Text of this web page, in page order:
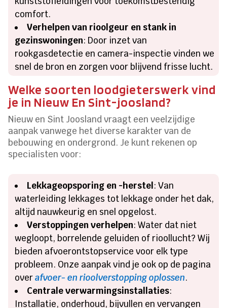
comfort.
Verhelpen van rioolgeur en stank in
gezinswoningen: Door inzet van
rookgasdetectie en camera-inspectie vinden we
snel de bron en zorgen voor blijvend frisse lucht.
Welke soorten loodgieterswerk vind
je in Nieuw En Sint-joosland?
Nieuw en Sint Joosland vraagt een veelzijdige
aanpak vanwege het diverse karakter van de
bebouwing en ondergrond. Je kunt rekenen op
specialisten voor:
Lekkageopsporing en -herstel : Van
waterleiding lekkages tot lekkage onder het dak,
altijd nauwkeurig en snel opgelost.
Verstoppingen verhelpen: Water dat niet
wegloopt, borrelende geluiden of rioollucht? Wij
bieden afvoerontstopservice voor elk type
probleem. Onze aanpak vind je ook op de pagina
overafvoer- en rioolverstopping oplossen.
Centrale verwarmingsinstallaties:
Installatie, onderhoud, bijvullen en vervangen